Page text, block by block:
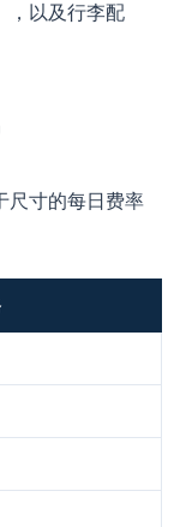
，以及行李配
寸的每日费率